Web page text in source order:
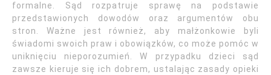
formalne. Sąd rozpatruje sprawę na podstawie
przedstawionych dowodów oraz argumentów obu
stron. Ważne jest również, aby małżonkowie byli
świadomi swoich praw i obowiązków, co może pomóc w
uniknięciu nieporozumień. W przypadku dzieci sąd
zawsze kieruje się ich dobrem, ustalając zasady opieki